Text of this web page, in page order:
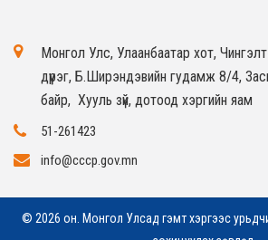
Монгол Улс, Улаанбаатар хот,
дүүрэг, Б.Ширэндэвийн гудамж 8/4,
байр, Хууль зүй, дотоод хэргийн яам
51-261423
info@cccp.gov.mn
© 2026 он. Монгол Улсад гэмт хэргээс